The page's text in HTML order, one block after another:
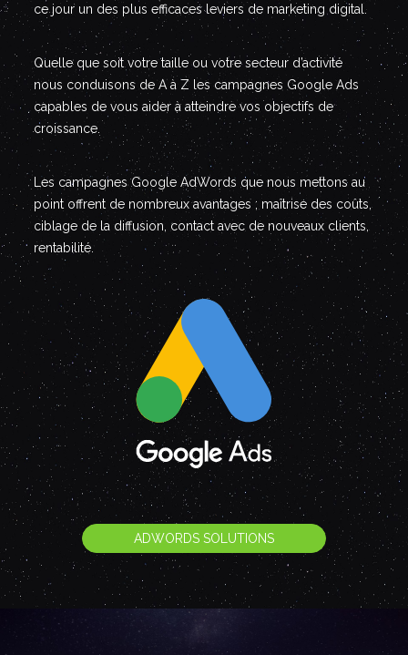
ce jour un des plus efficaces leviers de marketing digital.
Quelle que soit votre taille ou votre secteur d’activité
nous conduisons de A à Z les campagnes Google Ads
capables de vous aider à atteindre vos objectifs de
croissance.
Les campagnes Google AdWords que nous mettons au
point offrent de nombreux avantages ; maîtrise des coûts,
ciblage de la diffusion, contact avec de nouveaux clients,
rentabilité.
ADWORDS SOLUTIONS